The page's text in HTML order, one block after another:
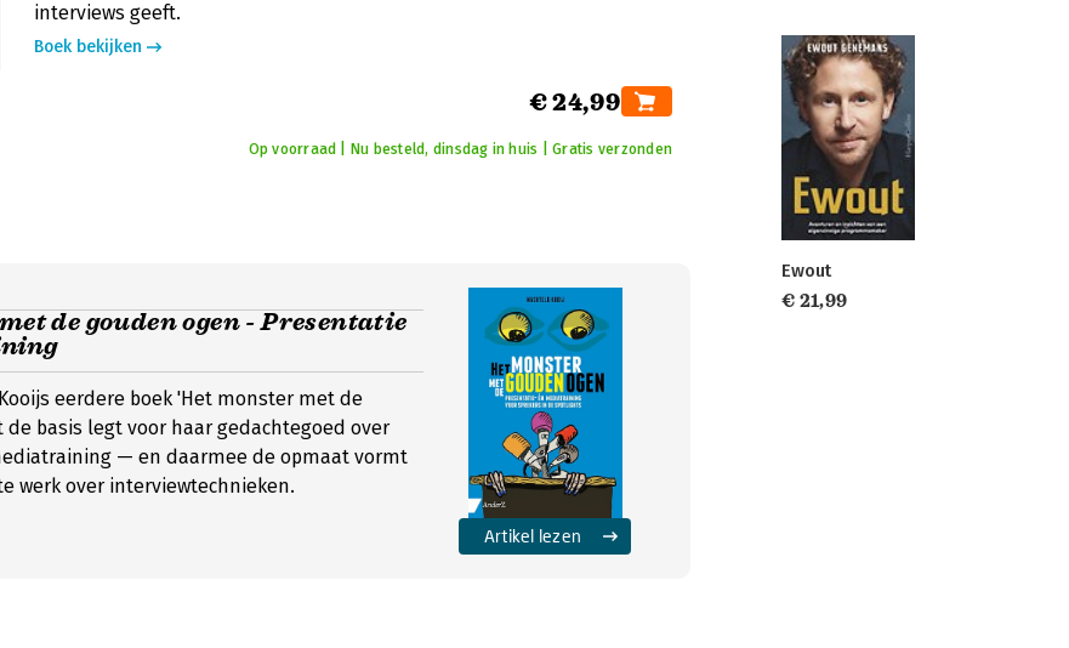
interviews geeft.
Boek bekijken
€ 24,99
Op voorraad | Nu besteld, dinsdag in huis | Gratis verzonden
de gouden ogen - Presentatie
eerdere boek 'Het monster met de
basis legt voor haar gedachtegoed over
— en daarmee de opmaat vormt
werk over interviewtechnieken.
Artikel lezen
Ewout
€ 21,99